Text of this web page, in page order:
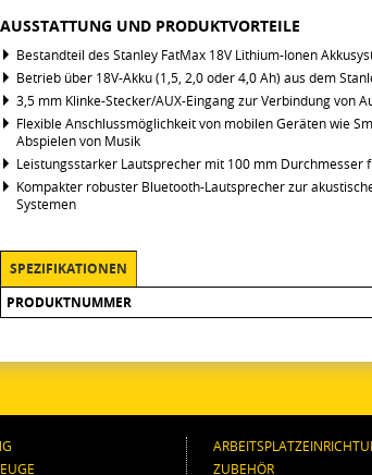
AUSSTATTUNG UND PRODUKTVORTEILE
Bestandteil des Stanley FatMax 18V Lithium-Ionen
Betrieb über 18V-Akku (1,5, 2,0 oder 4,0 Ah) aus dem
3,5 mm Klinke-Stecker/AUX-Eingang zur Verbindung von
Flexible Anschlussmöglichkeit von mobilen Geräten wie
Abspielen von Musik
Leistungsstarker Lautsprecher mit 100 mm Durchmesser
Kompakter robuster Bluetooth-Lautsprecher zur
Systemen
SPEZIFIKATIONEN
PRODUKTNUMMER
ZUBEHÖR